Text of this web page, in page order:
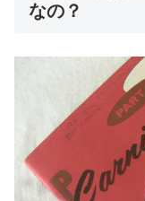
なの？